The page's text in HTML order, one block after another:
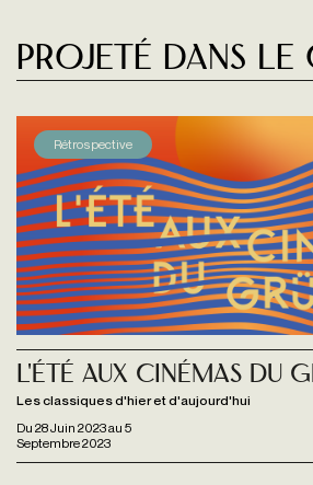
Projeté dans le
Rétrospective
Du 28 Juin 2023au 5
Septembre 2023
L'été aux Cinémas du
Les classiques d'hier et d'aujourd'hui